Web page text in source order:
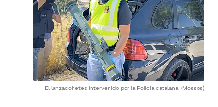
El lanzacohetes intervenido por la Policía catalana. (Mossos)